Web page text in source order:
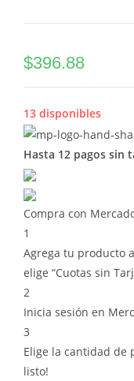
$396.88
13 disponibles
Hasta 12 pagos sin
Compra con
1
Agrega tu producto
elige “Cuotas sin
2
Inicia sesión en
3
Elige la cantidad de
listo!